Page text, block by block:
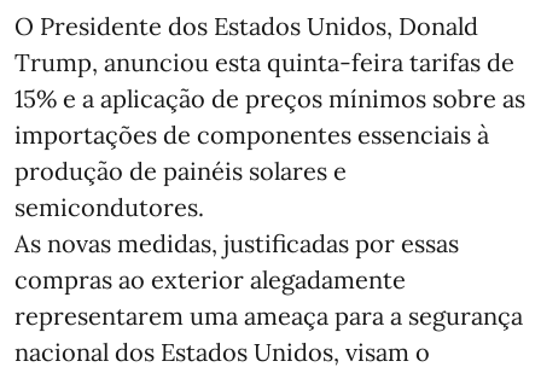
O Presidente dos Estados Unidos, Donald
Trump, anunciou esta quinta-feira tarifas de
15% e a aplicação de preços mínimos sobre as
importações de componentes essenciais à
produção de painéis solares e
semicondutores.
As novas medidas, justificadas por essas
compras ao exterior alegadamente
representarem uma ameaça para a segurança
nacional dos Estados Unidos, visam o